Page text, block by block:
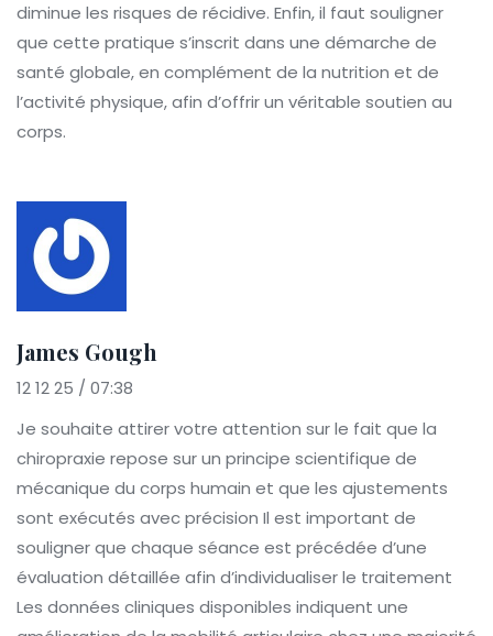
diminue les risques de récidive. Enfin, il faut souligner
que cette pratique s’inscrit dans une démarche de
santé globale, en complément de la nutrition et de
l’activité physique, afin d’offrir un véritable soutien au
corps.
James Gough
12 12 25 / 07:38
Je souhaite attirer votre attention sur le fait que la
chiropraxie repose sur un principe scientifique de
mécanique du corps humain et que les ajustements
sont exécutés avec précision Il est important de
souligner que chaque séance est précédée d’une
évaluation détaillée afin d’individualiser le traitement
Les données cliniques disponibles indiquent une